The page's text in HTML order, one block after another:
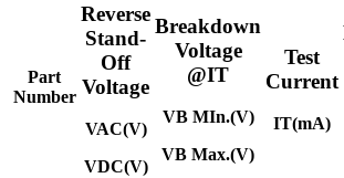
Part
Number
Reverse
Stand-
Off
Voltage
VAC(V)
VDC(V)
Breakdown
Voltage
@IT
VB MIn.(V)
VB Max.(V)
Test
Current
IT(mA)